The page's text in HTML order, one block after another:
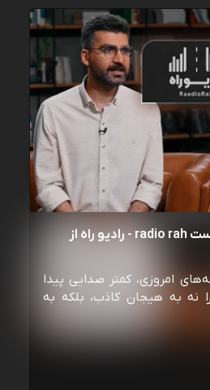
همه چیز درباره پادکست radio rah - رادیو راه از
امروزی، کمتر صدایی پیدا
نه به هیجان کاذب، بلکه به